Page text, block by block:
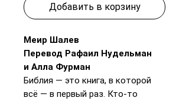
Добавить в корзину
Меир Шалев
Перевод Рафаил Нудельман
и Алла Фурман
Библия — это книга, в которой
всё — в первый раз. Кто-то